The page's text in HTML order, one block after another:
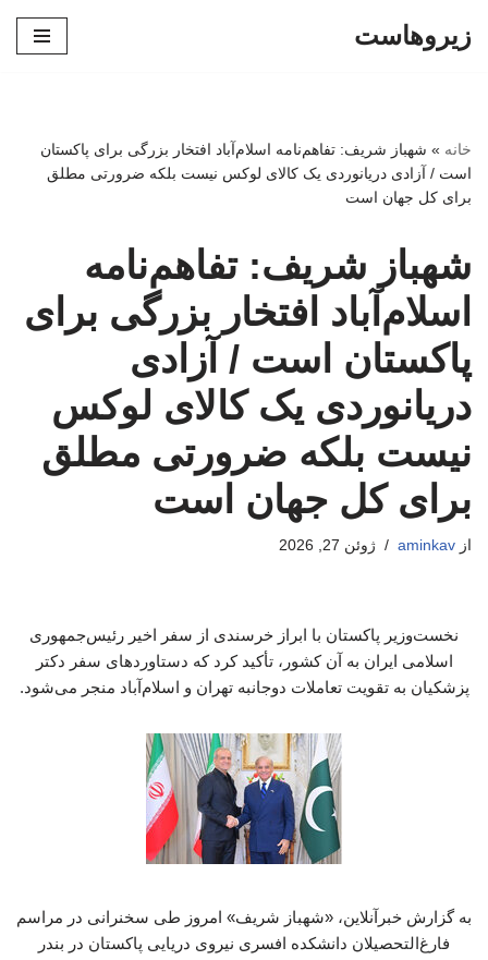
زیروهاست
خانه » شهباز شریف: تفاهم‌نامه اسلام‌آباد افتخار بزرگی برای پاکستان
است / آزادی دریانوردی یک کالای لوکس نیست بلکه ضرورتی مطلق
برای کل جهان است
شهباز شریف: تفاهم‌نامه
اسلام‌آباد افتخار بزرگی برای
پاکستان است / آزادی
دریانوردی یک کالای لوکس
نیست بلکه ضرورتی مطلق
برای کل جهان است
از aminkav ژوئن 27, 2026
نخست‌وزیر پاکستان با ابراز خرسندی از سفر اخیر رئیس‌جمهوری
اسلامی ایران به آن کشور، تأکید کرد که دستاوردهای سفر دکتر
پزشکیان به تقویت تعاملات دوجانبه تهران و اسلام‌آباد منجر می‌شود.
به گزارش خبرآنلاین، «شهباز شریف» امروز طی سخنرانی در مراسم
فارغ‌التحصیلان دانشکده افسری نیروی دریایی پاکستان در بندر